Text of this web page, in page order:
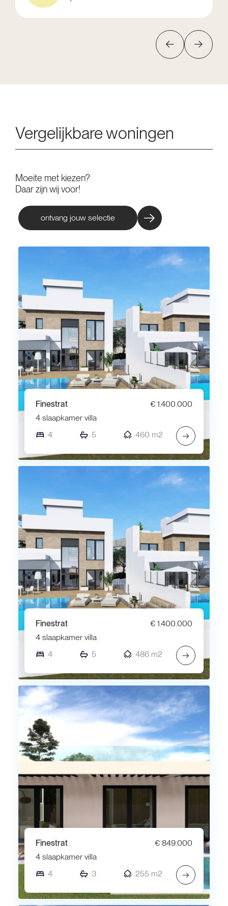
Vergelijkbare woningen
Moeite met kiezen?
Daar zijn wij voor!
ontvang jouw selectie
Finestrat
€ 1.400.000
4 slaapkamer villa
4
5 460 m2 →
Finestrat
€ 1.400.000
4 slaapkamer villa
4
5 486 m2 →
Finestrat
€ 849.000
4 slaapkamer villa
4
3 255 m2 →